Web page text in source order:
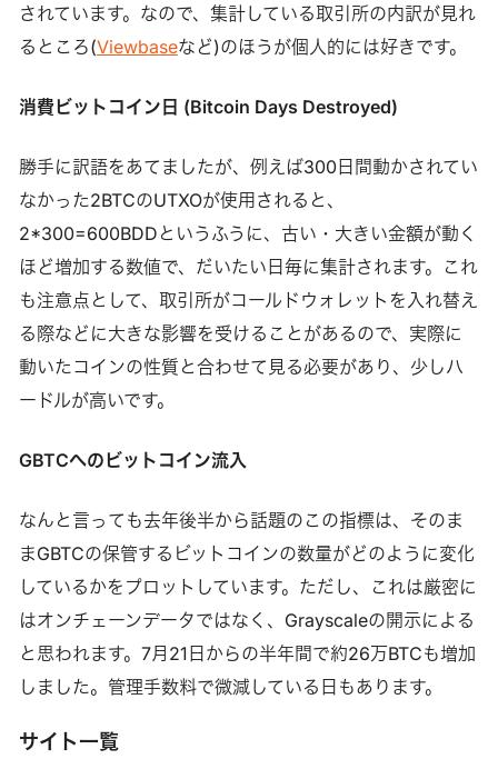
されています。なので、集計している取引所の内訳が見れ
るところ(Viewbaseなど)のほうが個人的には好きです。
消費ビットコイン日 (Bitcoin Days Destroyed)
勝手に訳語をあてましたが、例えば300日間動かされてい
なかった2BTCのUTXOが使用されると、
2*300=600BDDというふうに、古い・大きい金額が動く
ほど増加する数値で、だいたい日毎に集計されます。これ
も注意点として、取引所がコールドウォレットを入れ替え
る際などに大きな影響を受けることがあるので、実際に
動いたコインの性質と合わせて見る必要があり、少しハ
ードルが高いです。
GBTCへのビットコイン流入
なんと言っても去年後半から話題のこの指標は、そのま
まGBTCの保管するビットコインの数量がどのように変化
しているかをプロットしています。ただし、これは厳密に
はオンチェーンデータではなく、Grayscaleの開示による
と思われます。7月21日からの半年間で約26万BTCも増加
しました。管理手数料で微減している日もあります。
サイト一覧